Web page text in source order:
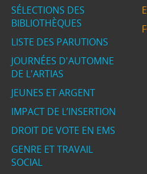
SÉLECTIONS DES
BIBLIOTHÈQUES
LISTE DES PARUTIONS
JOURNÉES D'AUTOMNE
DE L'ARTIAS
JEUNES ET ARGENT
IMPACT DE L’INSERTION
DROIT DE VOTE EN EMS
GENRE ET TRAVAIL
SOCIAL